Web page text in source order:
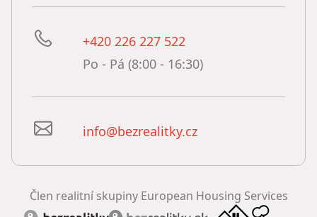
+420 226 227 522
Po - Pá (8:00 - 16:30)
info@bezrealitky.cz
Člen realitní skupiny European Housing Services